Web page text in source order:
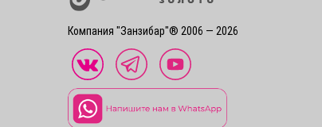
Компания "Занзибар"® 2006 — 2026